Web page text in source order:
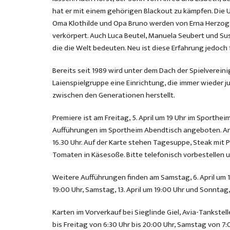
hat er mit einem gehörigen Blackout zu kämpfen.
Oma Klothilde und Opa Bruno werden von Erna
verkörpert. Auch Luca Beutel, Manuela Seubert und
die die Welt bedeuten. Neu ist diese Erfahrung
Bereits seit 1989 wird unter dem Dach der
Laienspielgruppe eine Einrichtung, die immer wieder
zwischen den Generationen herstellt.
Premiere ist am Freitag, 5. April um 19 Uhr im
Aufführungen im Sportheim Abendtisch angeboten.
16.30 Uhr. Auf der Karte stehen Tagesuppe, Steak
Tomaten in Käsesoße. Bitte telefonisch vorbestellen
Weitere Aufführungen finden am Samstag, 6. April um
19:00 Uhr, Samstag, 13. April um 19:00 Uhr und
Karten im Vorverkauf bei Sieglinde Giel, Avia-
bis Freitag von 6:30 Uhr bis 20:00 Uhr, Samstag von